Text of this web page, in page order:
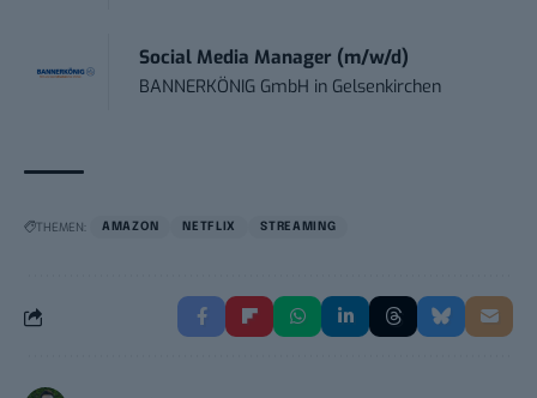
Social Media Manager (m/w/d)
BANNERKÖNIG GmbH in Gelsenkirchen
THEMEN: AMAZON NETFLIX STREAMING